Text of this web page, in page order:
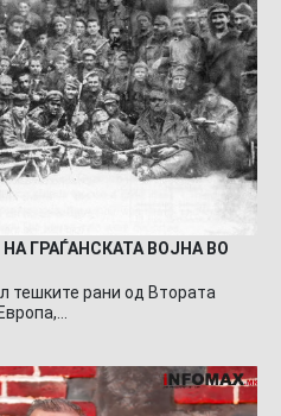
ГРАЃАНСКАТА ВОЈНА ВО
тешките рани од Втората